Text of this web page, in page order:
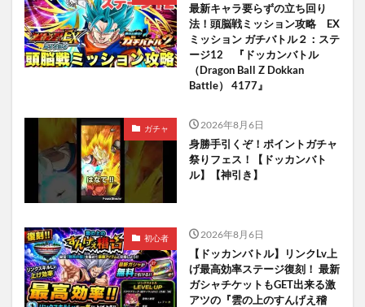
最新キャラ要らずの立ち回り
法！頭脳戦ミッション攻略 EX
ミッション ガチバトル２：ステ
ージ12 『ドッカンバトル
（Dragon Ball Z Dokkan
Battle） 4177』
ガチャ 2026年8月6日
身勝手引くぞ！ポイントガチャ
祭りフェス！【ドッカンバト
ル】【神引き】
初心者 2026年8月6日
【ドッカンバトル】リンクLv上
げ最高効率ステージ復刻！ 最新
ガシャチケットもGET出来る激
アツの『雲の上のすんげえ稽